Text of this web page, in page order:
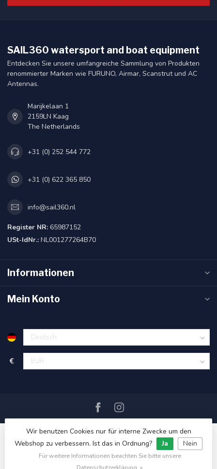
SAIL360 watersport and boat equipment
Entdecken Sie unsere umfangreiche Sammlung von Produkten
renommierter Marken wie FURUNO, Airmar, Scanstrut und AC
Antennas.
Marijkelaan 1
2159LN Kaag
The Netherlands
+31 (0) 252 544 772
+31 (0) 622 365 850
info@sail360.nl
Register NR: 65987152
USt-IdNr.: NL001277264B70
Informationen
Mein Konto
€
© Copyright 2026 SAIL360 watersport and boat equipment
Wir benutzen Cookies nur für interne Zwecke um den
Webshop zu verbessern. Ist das in Ordnung?
Ja Nein
Für weitere Informationen beachten Sie bitte unsere
Datenschutzerklärung. »